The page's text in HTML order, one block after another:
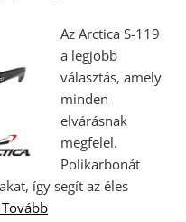
Az Arctica S-119
a legjobb
választás, amely
minden
elvárásnak
megfelel.
Polikarbonát
így segít az éles